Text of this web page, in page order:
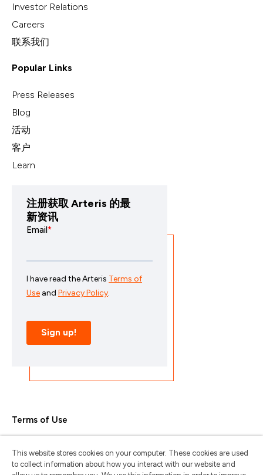
Investor Relations
Careers
联系我们
Popular Links
Press Releases
Blog
活动
客户
Learn
注册获取 Arteris 的最
新资讯
Terms of Use
Trademarks & Copyrights
This website stores cookies on your computer. These cookies are used
to collect information about how you interact with our website and